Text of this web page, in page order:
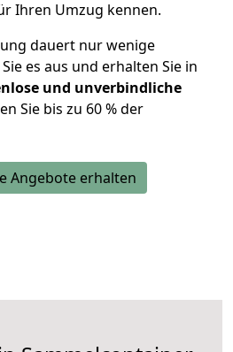
Ihren Umzug kennen.
dauert nur wenige
es aus und erhalten Sie in
und unverbindliche
Sie bis zu 60 % der
Angebote erhalten